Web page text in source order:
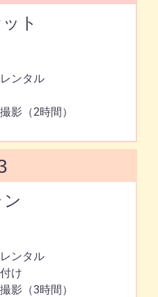
ト
ンタル
影（2時間）
ンタル
け
影（3時間）